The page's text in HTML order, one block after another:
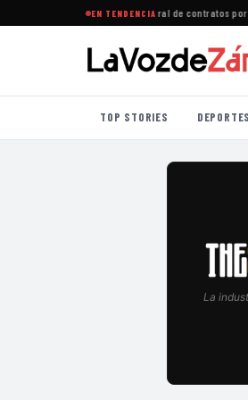
EN TENDENCIA
rechazan recorte unilateral de contratos por
TOP STORIES DEPORTES
La